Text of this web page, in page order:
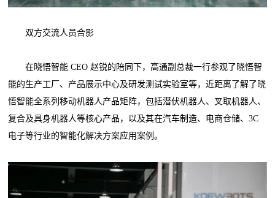
双方交流人员合影
在晓悟智能 CEO 赵锐的陪同下，高通副总裁一行参观了晓悟智
能的生产工厂、产品展示中心及研发测试实验室等，近距离了解了晓
悟智能全系列移动机器人产品矩阵，包括潜伏机器人、叉取机器人、
复合及具身机器人等核心产品，以及其在汽车制造、电商仓储、3C
电子等行业的智能化解决方案应用案例。